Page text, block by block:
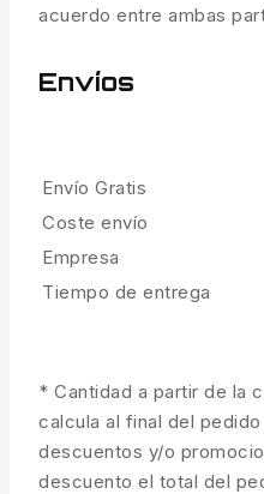
acuerdo entre ambas
Envíos
Envío Gratis
Coste envío
Empresa
Tiempo de entrega
* Cantidad a partir de la
calcula al final del
descuentos y/o
descuento el total del